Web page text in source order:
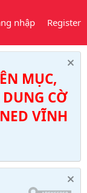
nhập Register
MỤC,
CỜ
VĨNH